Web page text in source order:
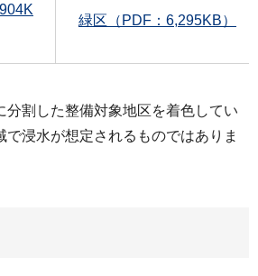
緑区（PDF：6,295KB）
割した整備対象地区を着色してい
で浸水が想定されるものではありま